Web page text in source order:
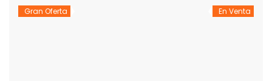
Gran Oferta En Venta